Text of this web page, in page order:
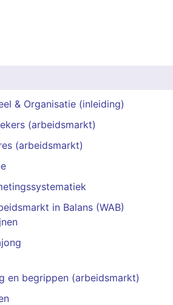
& Organisatie (inleiding)
(arbeidsmarkt)
(arbeidsmarkt)
in Balans (WAB)
en begrippen (arbeidsmarkt)